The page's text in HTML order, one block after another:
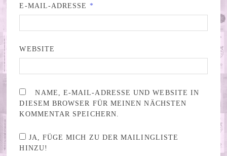
E-MAIL-ADRESSE *
WEBSITE
NAME, E-MAIL-ADRESSE UND WEBSITE IN
DIESEM BROWSER FÜR MEINEN NÄCHSTEN
KOMMENTAR SPEICHERN.
JA, FÜGE MICH ZU DER MAILINGLISTE
HINZU!